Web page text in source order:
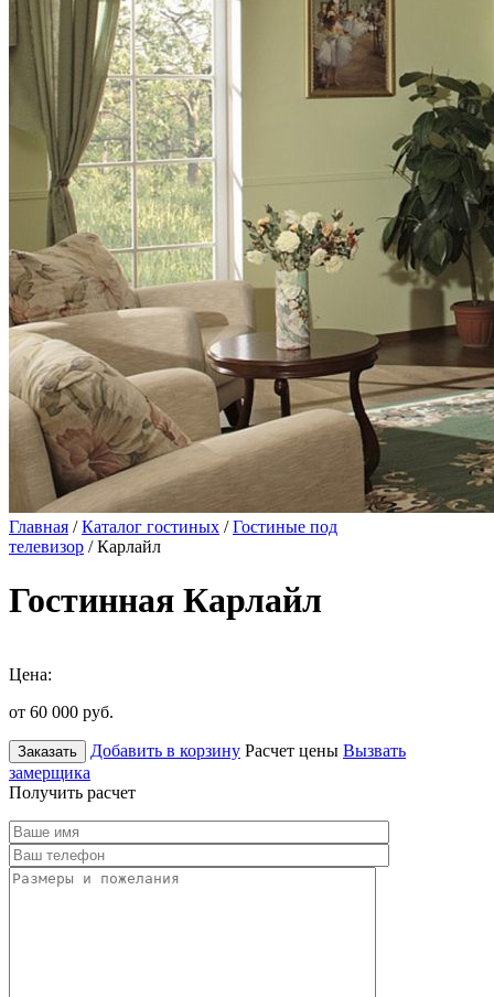
Главная /Каталог гостиных /Гостиные под
телевизор / Карлайл
Гостинная Карлайл
Цена:
от 60 000 руб.
Заказать Добавить в корзину Расчет цены Вызвать
замерщика
Получить расчет